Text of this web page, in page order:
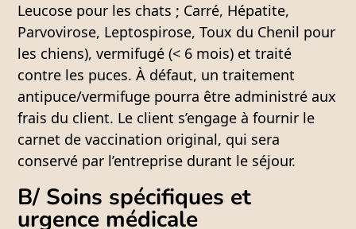
Leucose pour les chats ; Carré, Hépatite,
Parvovirose, Leptospirose, Toux du Chenil pour
les chiens), vermifugé (< 6 mois) et traité
contre les puces. À défaut, un traitement
antipuce/vermifuge pourra être administré aux
frais du client. Le client s’engage à fournir le
carnet de vaccination original, qui sera
conservé par l’entreprise durant le séjour.
B/ Soins spécifiques et
urgence médicale